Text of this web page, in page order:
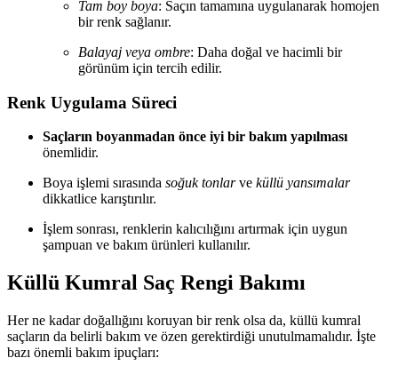
Tam boy boya: Saçın tamamına uygulanarak homojen
bir renk sağlanır.
Balayaj veya ombre: Daha doğal ve hacimli bir
görünüm için tercih edilir.
Renk Uygulama Süreci
Saçların boyanmadan önce iyi bir bakım yapılması
önemlidir.
Boya işlemi sırasında soğuk tonlarve küllü yansımalar
dikkatlice karıştırılır.
İşlem sonrası, renklerin kalıcılığını artırmak için uygun
şampuan ve bakım ürünleri kullanılır.
Küllü Kumral Saç Rengi Bakımı
Her ne kadar doğallığını koruyan bir renk olsa da, küllü kumral
saçların da belirli bakım ve özen gerektirdiği unutulmamalıdır. İşte
bazı önemli bakım ipuçları: